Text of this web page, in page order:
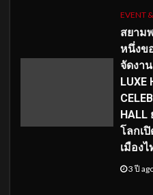
EVENT
สยาม
หนึ่งข
จัดงาน
LUXE
HALL
โลกเ
เมืองไ
3 ปี